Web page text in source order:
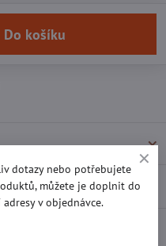
Do košíku
dotazy nebo potřebujete
můžete je doplnit do
v objednávce.